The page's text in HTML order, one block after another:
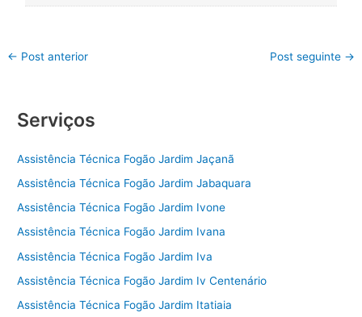
← Post anterior Post seguinte →
Serviços
Assistência Técnica Fogão Jardim Jaçanã
Assistência Técnica Fogão Jardim Jabaquara
Assistência Técnica Fogão Jardim Ivone
Assistência Técnica Fogão Jardim Ivana
Assistência Técnica Fogão Jardim Iva
Assistência Técnica Fogão Jardim Iv Centenário
Assistência Técnica Fogão Jardim Itatiaia